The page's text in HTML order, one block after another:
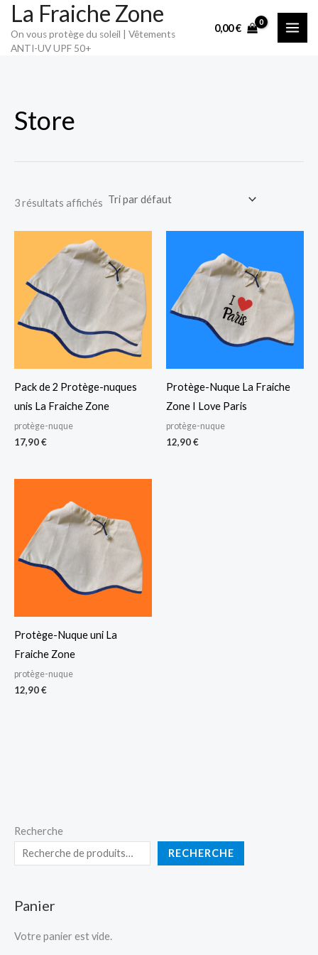
Aller
contenu
La Fraiche Zone
On vous protège du soleil | Vêtements
ANTI-UV UPF 50+
0,00€
Recherche
RECHERCHE
Panier
Votre panier est vide.
Store
3 résultats affichés
Pack de 2 Protège-nuques
unis La Fraiche Zone
protège-nuque
17,90€
Protège-Nuque La Fraiche
Zone I Love Paris
protège-nuque
12,90€
Protège-Nuque uni La
Fraiche Zone
protège-nuque
12,90€